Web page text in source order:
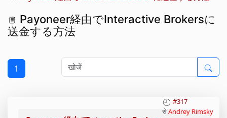
Payoneer経由でInteractive Brokersに
送金する方法
1
#317
सेAndrey Rimsky